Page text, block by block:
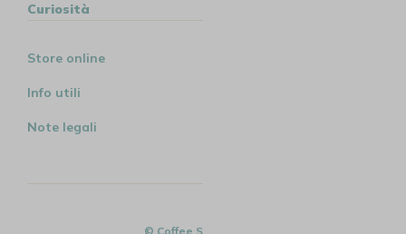
Curiosità
Store online
Info utili
Note legali
© Coffee Spirit - 2026